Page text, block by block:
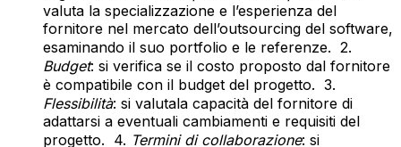
valuta la specializzazione e l’esperienza del
fornitore nel mercato dell’outsourcing del software,
esaminando il suo portfolio e le referenze. 2.
Budget: si verifica se il costo proposto dal fornitore
è compatibile con il budget del progetto. 3.
Flessibilità: si valutala capacità del fornitore di
adattarsi a eventuali cambiamenti e requisiti del
progetto. 4. Termini di collaborazione: si